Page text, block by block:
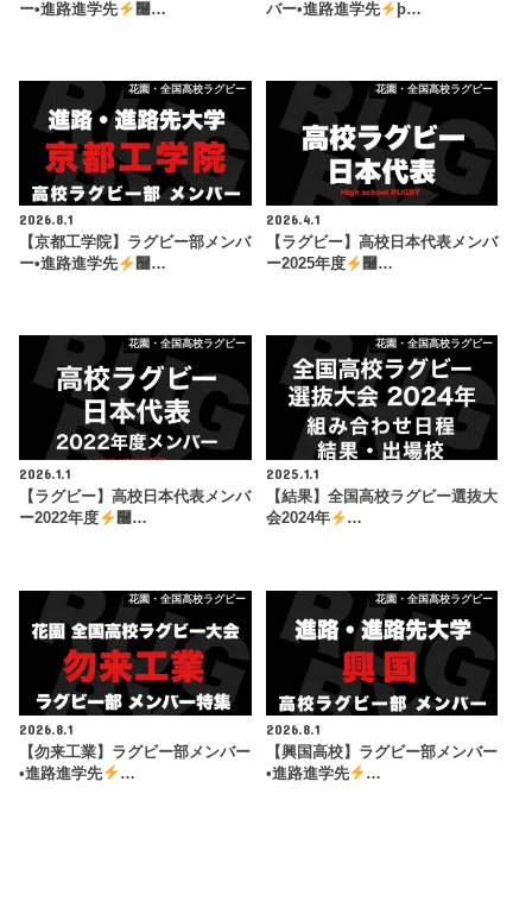
ー•進路進学先
࿠…
バー•進路進学先
þ…
花園・全国高校ラグビー
2026.8.1
【京都工学院】ラグビー部メンバ
ー•進路進学先
࿠…
花園・全国高校ラグビー
2026.4.1
【ラグビー】高校日本代表メンバ
ー2025年度
࿠…
花園・全国高校ラグビー
2026.1.1
【ラグビー】高校日本代表メンバ
ー2022年度
࿠…
花園・全国高校ラグビー
2025.1.1
【結果】全国高校ラグビー選抜大
会2024年
…
花園・全国高校ラグビー
2026.8.1
【勿来工業】ラグビー部メンバー
•進路進学先
…
花園・全国高校ラグビー
2026.8.1
【興国高校】ラグビー部メンバー
•進路進学先
…